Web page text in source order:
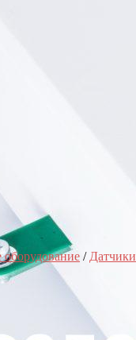
/ Датчики